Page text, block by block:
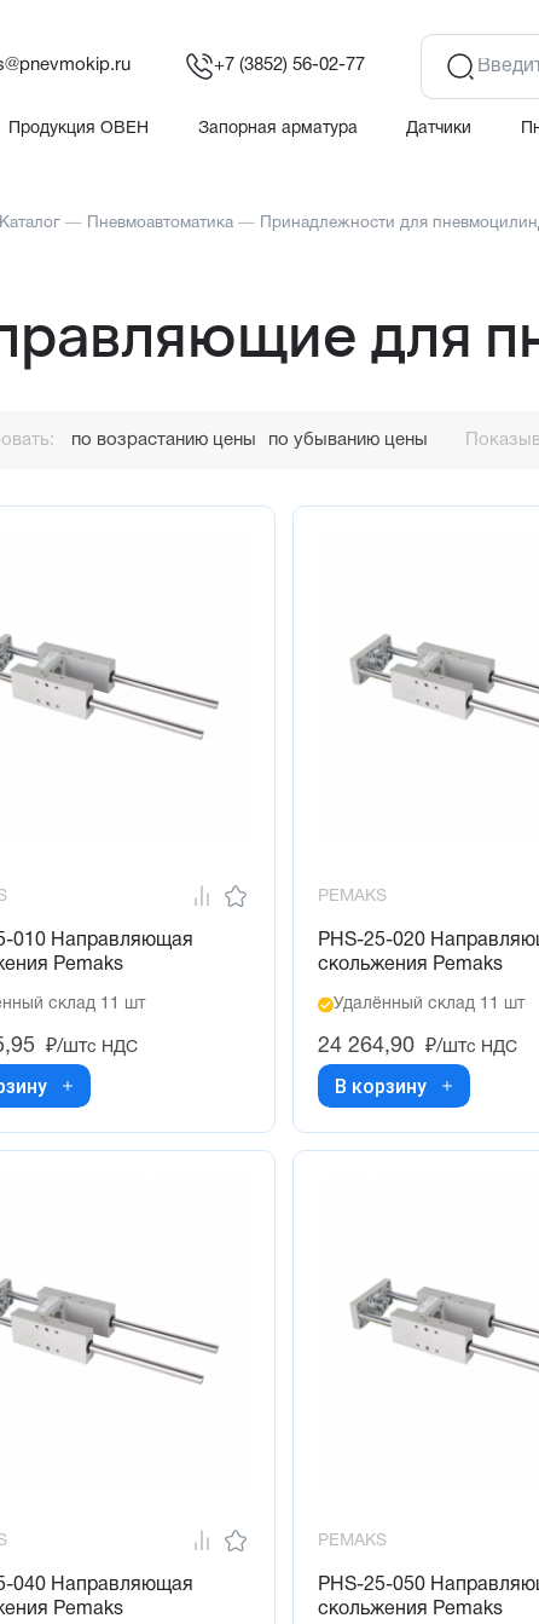
+7 (3852) 56-02-77
Продукция ОВЕН Запорная арматура Датчики
Каталог — Пневмоавтоматика — Принадлежности для
для
по возрастанию цены по убыванию цены
010 Направляющая
Pemaks
склад 11 шт
₽/штс НДС
PEMAKS
PHS-25-020
скольжения Pemaks
Удалённый склад 11 шт
24 264,90 ₽/штс НДС
В корзину
040 Направляющая
Pemaks
PEMAKS
PHS-25-050
скольжения Pemaks